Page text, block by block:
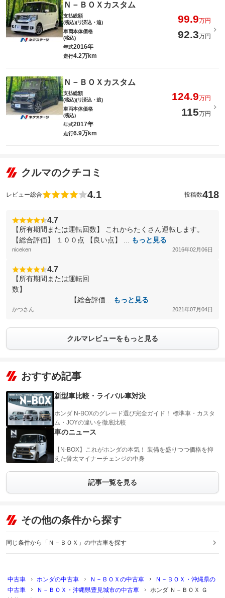
Ｎ－ＢＯＸカスタム
支払総額
(税込)(リ済込・追)
99.9万円
車両本体価格
(税込)
92.3万円
年式2016年
走行4.2万km
Ｎ－ＢＯＸカスタム
支払総額
(税込)(リ済込・追)
124.9万円
車両本体価格
(税込)
115万円
年式2017年
走行6.9万km
クルマのクチコミ
レビュー総合 4.1 投稿数418
4.7
【所有期間または運転回数】 これからたくさん運転します。
【総合評価】 １００点 【良い点】 ...
もっと見る
niceken 2016年02月06日
4.7
【所有期間または運転回
数】
【総合評価...
もっと見る
かつさん 2021年07月04日
クルマレビューをもっと見る
おすすめ記事
新型車比較・ライバル車対決
ホンダ N-BOXのグレード選び完全ガイド！ 標準車・カスタ
ム・JOYの違いを徹底比較
車のニュース
【N-BOX】これがホンダの本気！ 装備を盛りつつ価格を抑
えた骨太マイナーチェンジの中身
記事一覧を見る
その他の条件から探す
同じ条件から「Ｎ－ＢＯＸ」の中古車を探す
中古車 ホンダの中古車 Ｎ－ＢＯＸの中古車
Ｎ－ＢＯＸ・沖縄県の
中古車
Ｎ－ＢＯＸ・沖縄県豊見城市の中古車
ホンダ Ｎ－ＢＯＸ Ｇ